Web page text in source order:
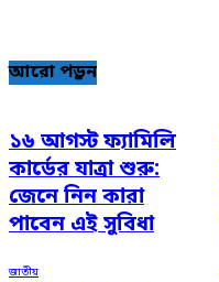
আরো পড়ুন
১৬ আগস্ট ফ্যামিলি
কার্ডের যাত্রা শুরু:
জেনে নিন কারা
পাবেন এই সুবিধা
জাতীয়